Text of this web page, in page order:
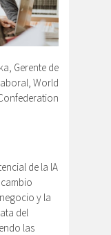
Gerente de
World
de la IA
y la
del
las